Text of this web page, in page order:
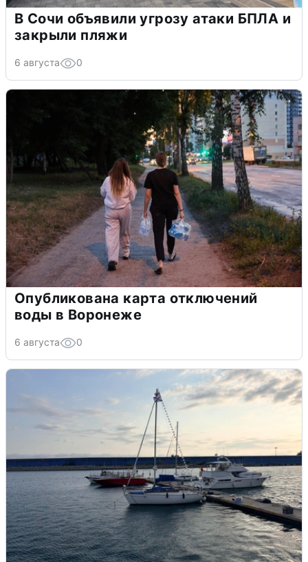
В Сочи объявили угрозу атаки БПЛА и
закрыли пляжи
6 августа 0
Опубликована карта отключений
воды в Воронеже
6 августа 0